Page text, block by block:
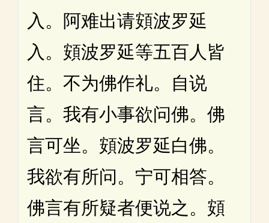
入。阿难出请頞波罗延
入。頞波罗延等五百人皆
住。不为佛作礼。自说
言。我有小事欲问佛。佛
言可坐。頞波罗延白佛。
我欲有所问。宁可相答。
佛言有所疑者便说之。頞